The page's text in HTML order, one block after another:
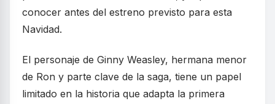
conocer antes del estreno previsto para esta
Navidad.
El personaje de Ginny Weasley, hermana menor
de Ron y parte clave de la saga, tiene un papel
limitado en la historia que adapta la primera